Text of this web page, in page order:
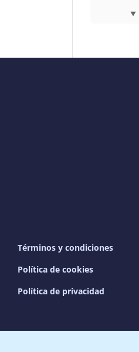
Términos y condiciones
Política de cookies
Política de privacidad